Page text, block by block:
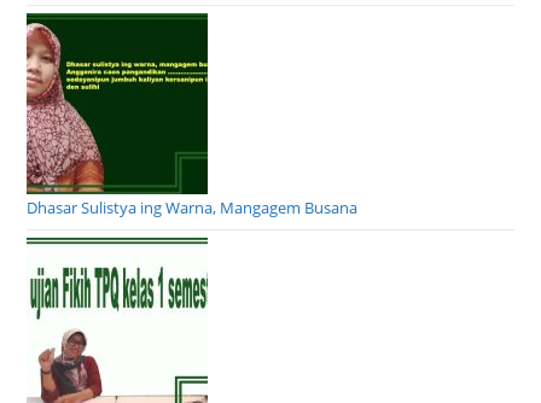
Dhasar Sulistya ing Warna, Mangagem Busana